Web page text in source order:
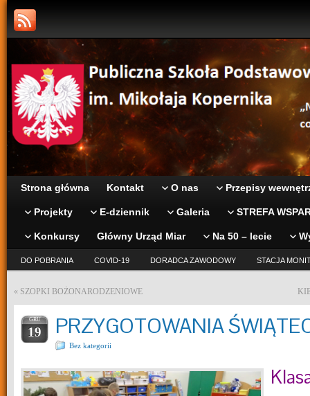
Strona główna Kontakt O nas Przepisy
Projekty E-dziennik Galeria STREFA
Konkursy Główny Urząd Miar Na 50 – lecie
DO POBRANIA COVID-19 DORADCA ZAWODOWY STACJA
« SZOPKI BOŻONARODZENIOWE
GRU
19 PRZYGOTOWANIA
Bez kategorii